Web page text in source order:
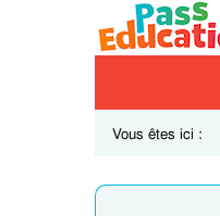
Vous êtes ici :